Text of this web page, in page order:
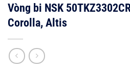
Vòng bi NSK
Corolla, Altis